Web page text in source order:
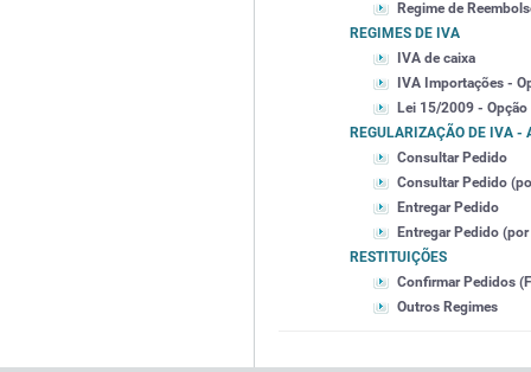
Regime de
REGIMES DE IVA
IVA de caixa
IVA Importações -
Lei 15/2009 - Opção
REGULARIZAÇÃO DE IVA -
Consultar Pedido
Consultar Pedido
Entregar Pedido
Entregar Pedido
RESTITUIÇÕES
Confirmar Pedidos
Outros Regimes